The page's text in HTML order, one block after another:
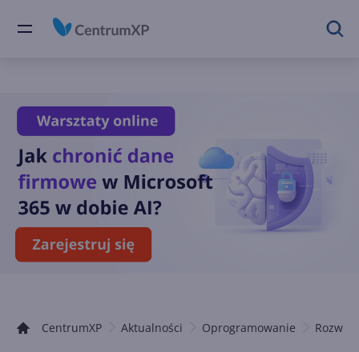
CentrumXP Aktualności Oprogramowanie